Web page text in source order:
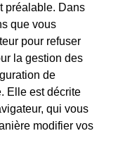
préalable. Dans
que vous
pour refuser
la gestion des
de
Elle est décrite
qui vous
modifier vos